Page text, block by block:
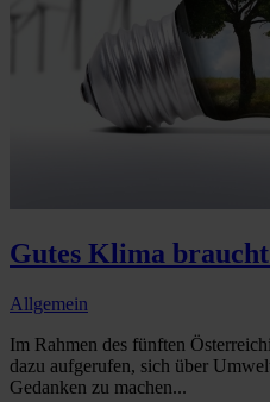
Gutes Klima
Allgemein
Im Rahmen des fünften
dazu aufgerufen, sich über
Gedanken zu machen...